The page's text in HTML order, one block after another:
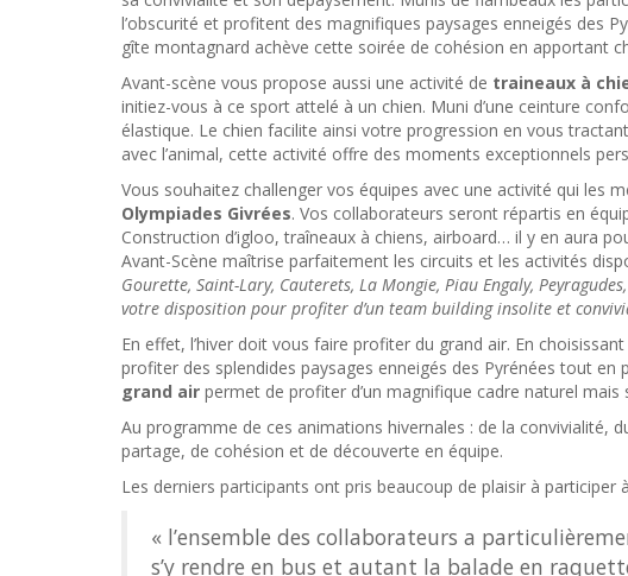
l’obscurité et profitent des magnifiques paysages enneigés des
gîte montagnard achève cette soirée de cohésion en apportant
Avant-scène vous propose aussi une activité de traineaux à
initiez-vous à ce sport attelé à un chien. Muni d’une ceinture
élastique. Le chien facilite ainsi votre progression en vous
avec l’animal, cette activité offre des moments exceptionnels
Vous souhaitez challenger vos équipes avec une activité qui les
Olympiades Givrées. Vos collaborateurs seront répartis en
Construction d’igloo, traîneaux à chiens, airboard… il y en aura
Avant-Scène maîtrise parfaitement les circuits et les activités
Gourette, Saint-Lary, Cauterets, La Mongie, Piau Engaly,
votre disposition pour profiter d’un team building insolite et
En effet, l’hiver doit vous faire profiter du grand air. En
profiter des splendides paysages enneigés des Pyrénées tout
grand air permet de profiter d’un magnifique cadre naturel
Au programme de ces animations hivernales : de la convivialité,
partage, de cohésion et de découverte en équipe.
Les derniers participants ont pris beaucoup de plaisir à participer
« l’ensemble des collaborateurs a
s’y rendre en bus et autant la balade en